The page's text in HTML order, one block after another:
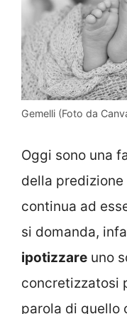
Gemelli (Foto da
Oggi sono una
della
continua ad
si domanda,
ipotizzare uno
concretizzatosi
parola di quello